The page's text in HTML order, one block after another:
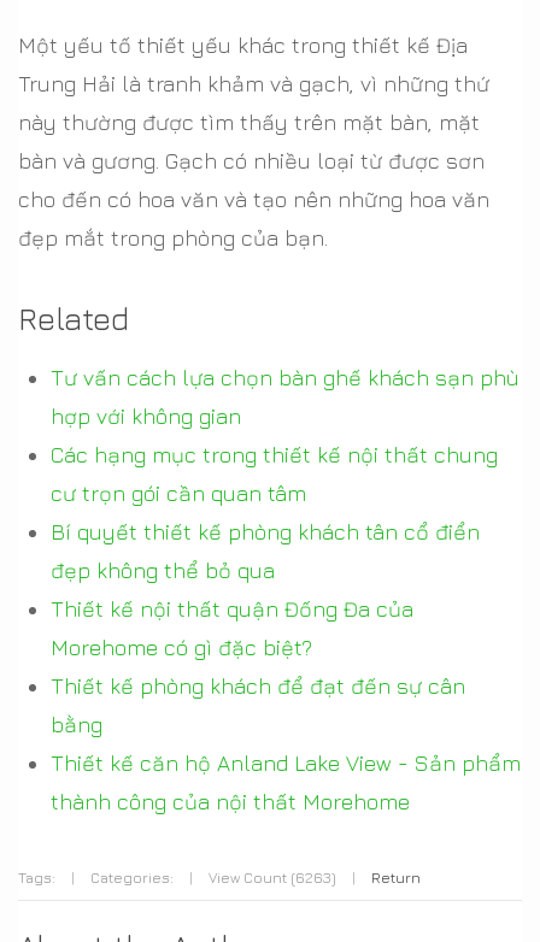
Một yếu tố thiết yếu khác trong thiết kế Địa
Trung Hải là tranh khảm và gạch, vì những thứ
này thường được tìm thấy trên mặt bàn, mặt
bàn và gương. Gạch có nhiều loại từ được sơn
cho đến có hoa văn và tạo nên những hoa văn
đẹp mắt trong phòng của bạn.
Related
Tư vấn cách lựa chọn bàn ghế khách sạn phù
hợp với không gian
Các hạng mục trong thiết kế nội thất chung
cư trọn gói cần quan tâm
Bí quyết thiết kế phòng khách tân cổ điển
đẹp không thể bỏ qua
Thiết kế nội thất quận Đống Đa của
Morehome có gì đặc biệt?
Thiết kế phòng khách để đạt đến sự cân
bằng
Thiết kế căn hộ Anland Lake View - Sản phẩm
thành công của nội thất Morehome
Tags: | Categories: | View Count (6263) | Return